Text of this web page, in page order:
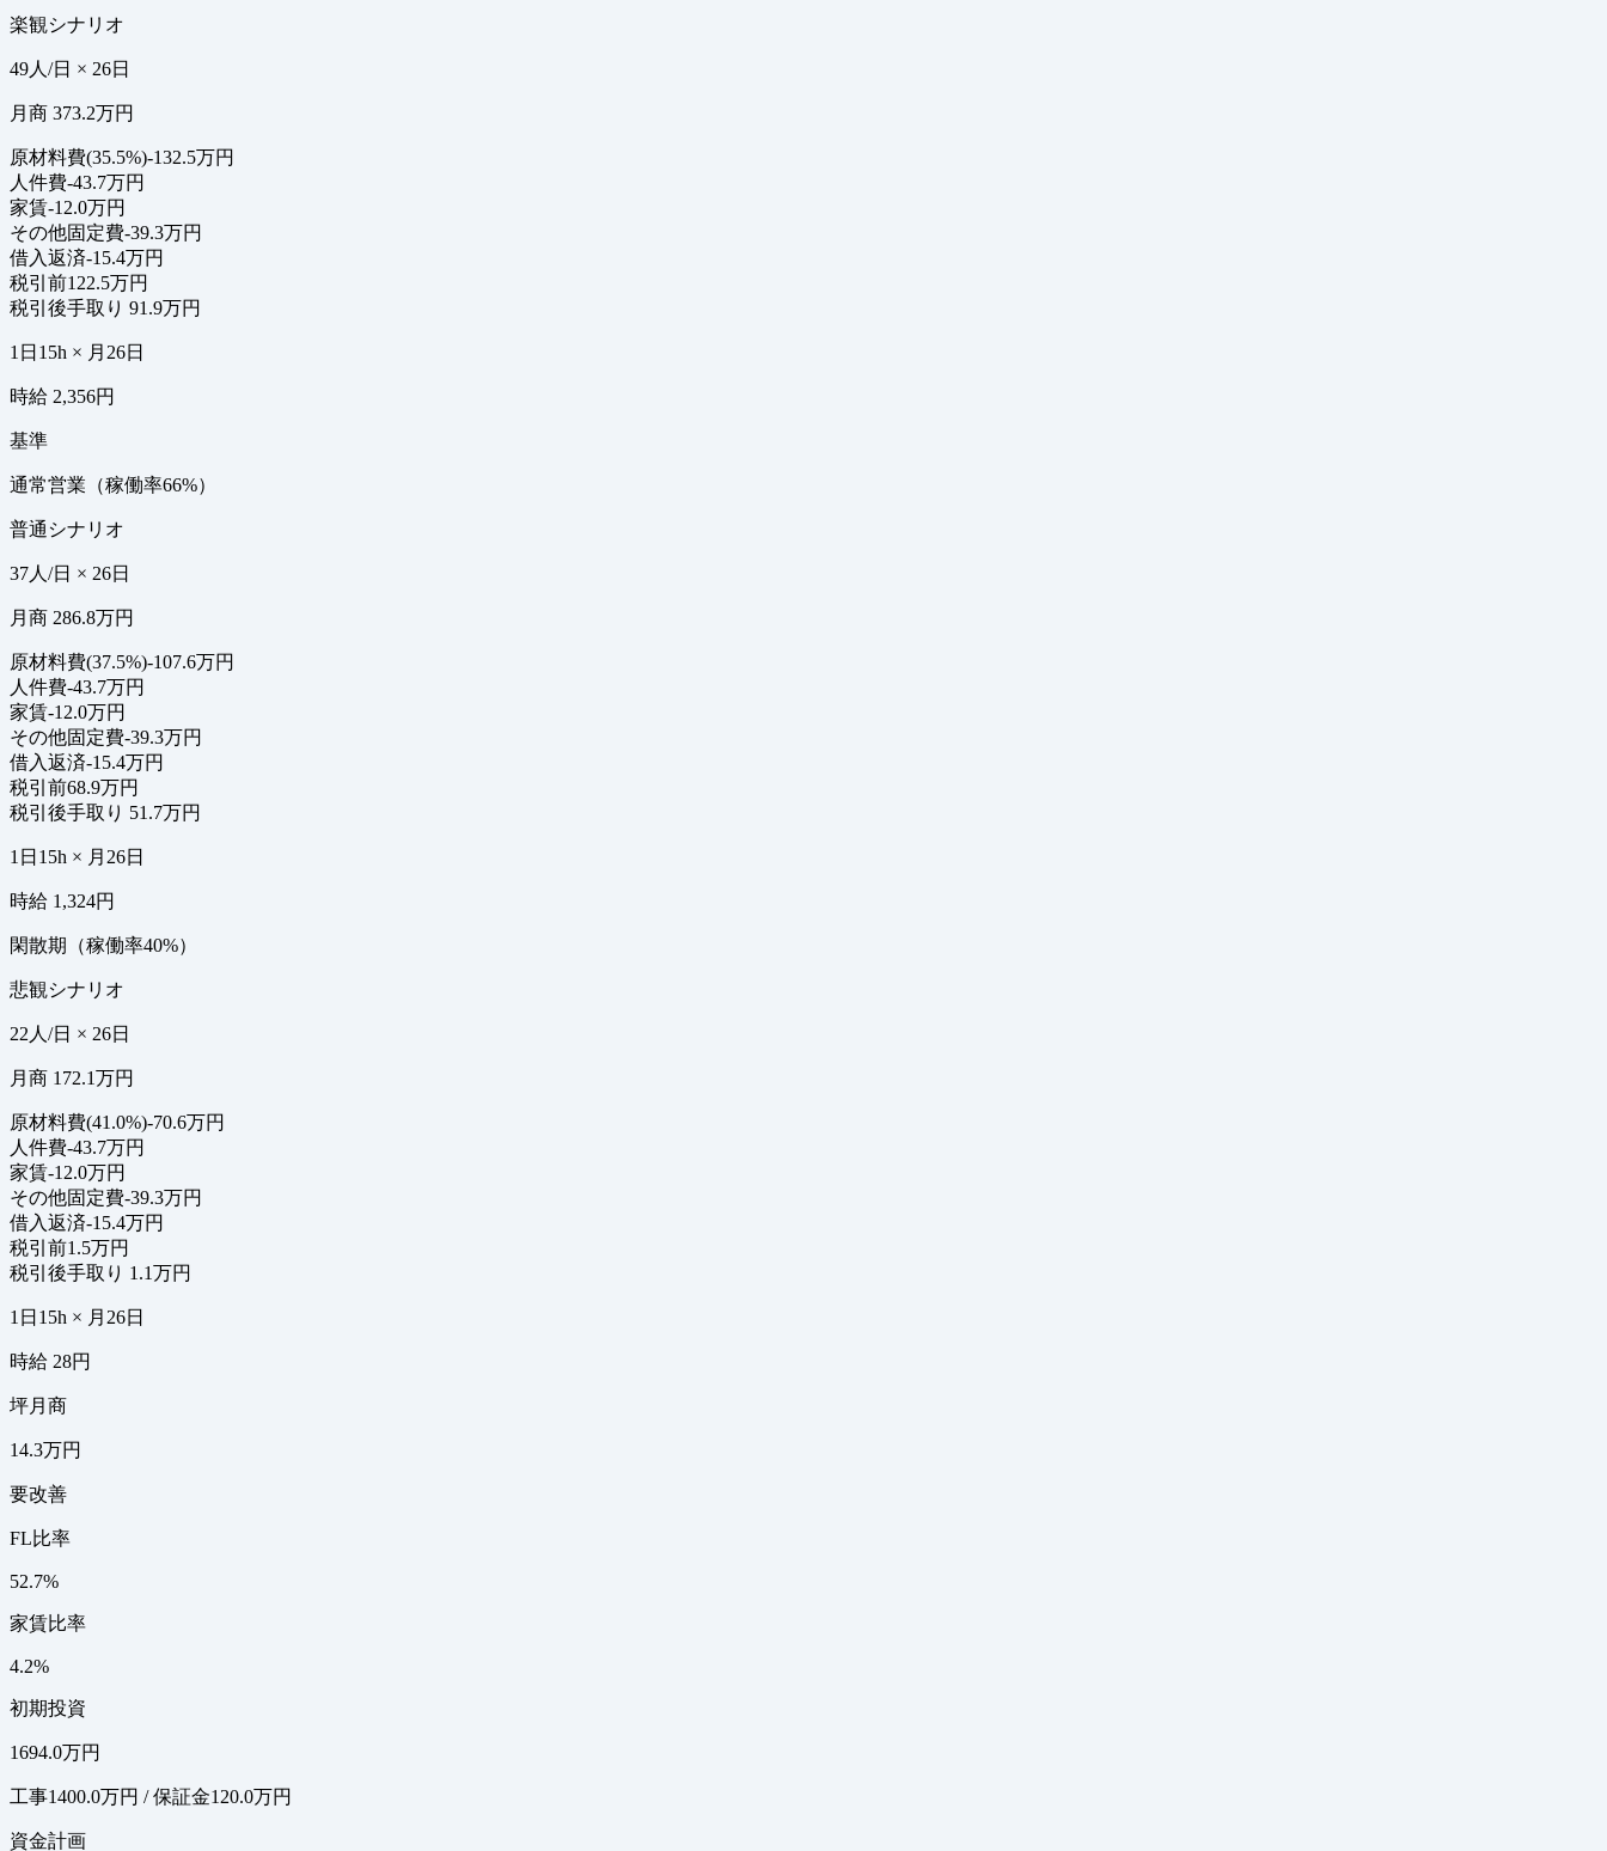
楽観シナリオ
49人/日 × 26日
月商 373.2万円
原材料費(35.5%)-132.5万円
人件費-43.7万円
家賃-12.0万円
その他固定費-39.3万円
借入返済-15.4万円
税引前122.5万円
税引後手取り 91.9万円
1日15h × 月26日
時給 2,356円
基準
通常営業（稼働率66%）
普通シナリオ
37人/日 × 26日
月商 286.8万円
原材料費(37.5%)-107.6万円
人件費-43.7万円
家賃-12.0万円
その他固定費-39.3万円
借入返済-15.4万円
税引前68.9万円
税引後手取り 51.7万円
1日15h × 月26日
時給 1,324円
閑散期（稼働率40%）
悲観シナリオ
22人/日 × 26日
月商 172.1万円
原材料費(41.0%)-70.6万円
人件費-43.7万円
家賃-12.0万円
その他固定費-39.3万円
借入返済-15.4万円
税引前1.5万円
税引後手取り 1.1万円
1日15h × 月26日
時給 28円
坪月商
14.3万円
要改善
FL比率
52.7%
家賃比率
4.2%
初期投資
1694.0万円
工事1400.0万円 / 保証金120.0万円
資金計画